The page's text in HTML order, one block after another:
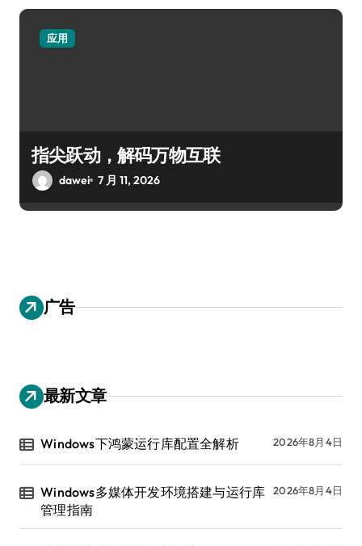
应用
指尖跃动，解码万物互联
dawei 7 月 11, 2026
广告
最新文章
Windows下鸿蒙运行库配置全解析 2026年8月4日
Windows多媒体开发环境搭建与运行库
管理指南
2026年8月4日